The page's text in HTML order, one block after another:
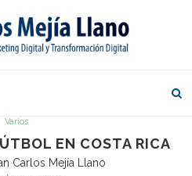
Varios
EN COSTA RICA
Carlos Mejía Llano